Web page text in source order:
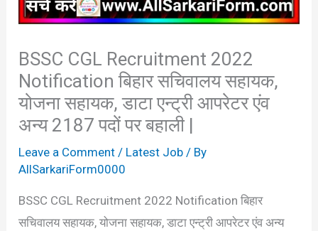
BSSC CGL Recruitment 2022
Notification बिहार सचिवालय सहायक,
योजना सहायक, डाटा एन्ट्री आपरेटर एंव
अन्य 2187 पदों पर बहाली |
Leave a Comment / Latest Job / By
AllSarkariForm0000
BSSC CGL Recruitment 2022 Notification बिहार
सचिवालय सहायक, योजना सहायक, डाटा एन्ट्री आपरेटर एंव अन्य